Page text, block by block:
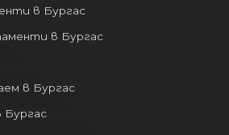
в Бургас
в Бургас
в Бургас
Бургас